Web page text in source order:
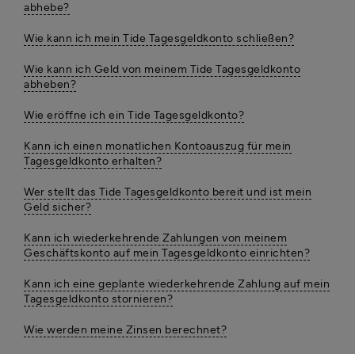
abhebe?
Wie kann ich mein Tide Tagesgeldkonto schließen?
Wie kann ich Geld von meinem Tide Tagesgeldkonto
abheben?
Wie eröffne ich ein Tide Tagesgeldkonto?
Kann ich einen monatlichen Kontoauszug für mein
Tagesgeldkonto erhalten?
Wer stellt das Tide Tagesgeldkonto bereit und ist mein
Geld sicher?
Kann ich wiederkehrende Zahlungen von meinem
Geschäftskonto auf mein Tagesgeldkonto einrichten?
Kann ich eine geplante wiederkehrende Zahlung auf mein
Tagesgeldkonto stornieren?
Wie werden meine Zinsen berechnet?